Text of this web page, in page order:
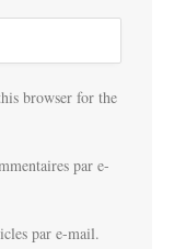
browser for the
par e-
par e-mail.